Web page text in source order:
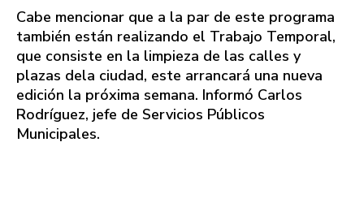
Cabe mencionar que a la par de este programa
también están realizando el Trabajo Temporal,
que consiste en la limpieza de las calles y
plazas dela ciudad, este arrancará una nueva
edición la próxima semana. Informó Carlos
Rodríguez, jefe de Servicios Públicos
Municipales.